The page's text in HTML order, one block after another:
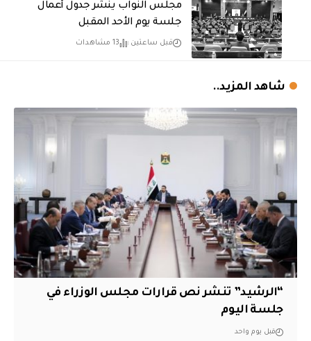
مجلس النواب ينشر جدول أعمال
جلسة يوم الأحد المقبل
قبل ساعتين 13 مشاهدات
شاهد المزيد..
“الرشيد” تنشر نص قرارات مجلس الوزراء في
جلسة اليوم
قبل يوم واحد